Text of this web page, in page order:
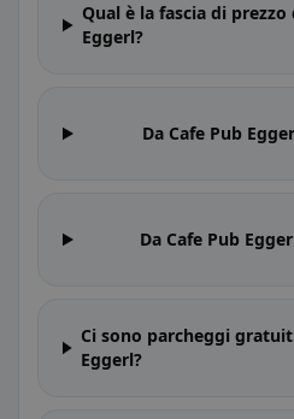
Qual è la fascia di prezzo
Eggerl?
Da Cafe Pub
Da Cafe Pub
Ci sono parcheggi
Eggerl?